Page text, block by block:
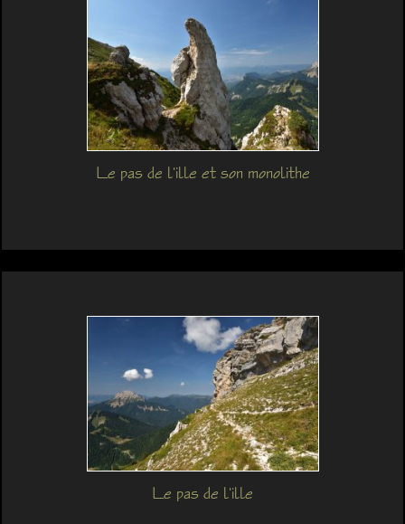
Le pas de l'ille et son monolithe
Le pas de l'ille